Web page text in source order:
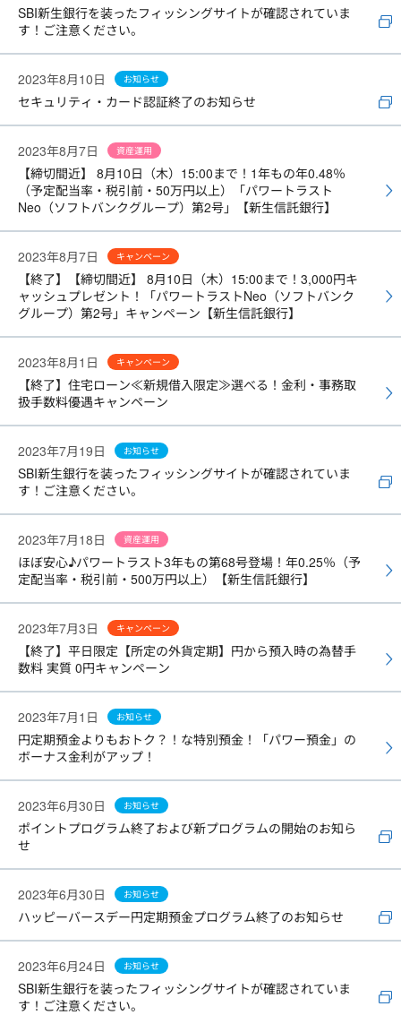
SBI新生銀行を装ったフィッシングサイトが確認されていま
す！ご注意ください。
2023年8月10日 お知らせ
セキュリティ・カード認証終了のお知らせ
2023年8月7日 資産運用
【締切間近】 8月10日（木）15:00まで！1年もの年0.48％
（予定配当率・税引前・50万円以上）「パワートラスト
Neo（ソフトバンクグループ）第2号」【新生信託銀行】
2023年8月7日 キャンペーン
【終了】【締切間近】 8月10日（木）15:00まで！3,000円キ
ャッシュプレゼント！「パワートラストNeo（ソフトバンク
グループ）第2号」キャンペーン【新生信託銀行】
2023年8月1日 キャンペーン
【終了】住宅ローン≪新規借入限定≫選べる！金利・事務取
扱手数料優遇キャンペーン
2023年7月19日 お知らせ
SBI新生銀行を装ったフィッシングサイトが確認されていま
す！ご注意ください。
2023年7月18日 資産運用
ほぼ安心♪パワートラスト3年もの第68号登場！年0.25％（予
定配当率・税引前・500万円以上）【新生信託銀行】
2023年7月3日 キャンペーン
【終了】平日限定【所定の外貨定期】円から預入時の為替手
数料 実質 0円キャンペーン
2023年7月1日 お知らせ
円定期預金よりもおトク？！な特別預金！「パワー預金」の
ボーナス金利がアップ！
2023年6月30日 お知らせ
ポイントプログラム終了および新プログラムの開始のお知ら
せ
2023年6月30日 お知らせ
ハッピーバースデー円定期預金プログラム終了のお知らせ
2023年6月24日 お知らせ
SBI新生銀行を装ったフィッシングサイトが確認されていま
す！ご注意ください。